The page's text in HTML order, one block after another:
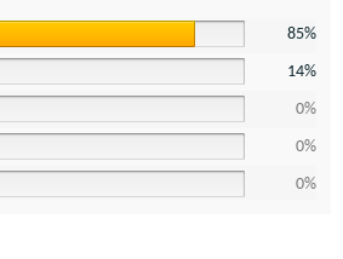
85%
14%
0%
0%
0%